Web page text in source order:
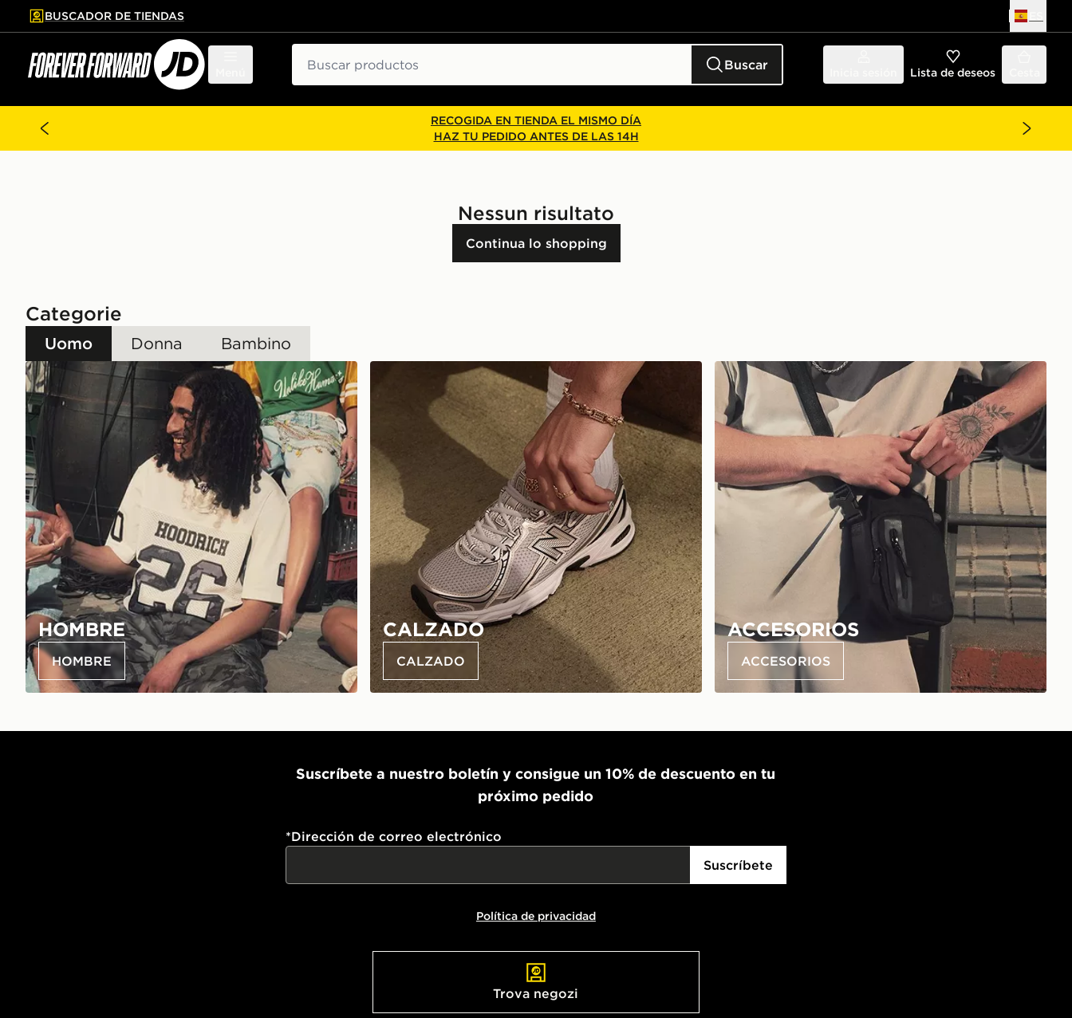
contenido principal
pie de página
BUSCADOR DE TIENDAS
Buscar Lista de deseos
RECOGIDA EN TIENDA EL MISMO DÍA
HAZ TU PEDIDO ANTES DE LAS 14H
Nessun risultato
Continua lo shopping
Categorie
Uomo Donna Bambino
HOMBRE
HOMBRE
CALZADO
CALZADO
ACCESORIOS
ACCESORIOS
Suscríbete a nuestro boletín y consigue un 10% de descuento en tu
próximo pedido
*Dirección de correo electrónico
Suscríbete
Política de privacidad
Trova negozi